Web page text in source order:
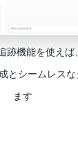
跡機能を使えば
とシームレス
ます